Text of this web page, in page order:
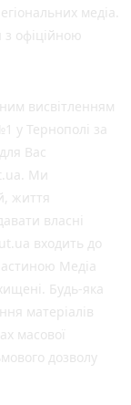
медіа.
з офіційною
висвітленням
у Тернополі за
Вас
Ми
життя
власні
входить до
Медіа
Будь-яка
матеріалів
масової
дозволу